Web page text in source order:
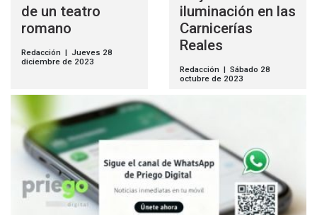
de un teatro
romano
Redacción | Jueves 28
diciembre de 2023
iluminación en las
Carnicerías
Reales
Redacción | Sábado 28
octubre de 2023